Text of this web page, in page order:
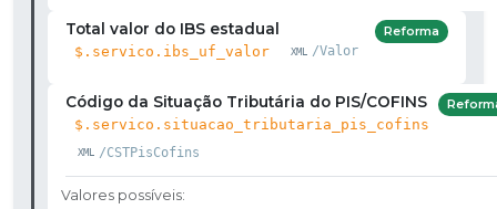
Total valor do IBS estadual
$.servico.ibs_uf_valor /Valor
Reforma
Código da Situação Tributária do PIS/COFINS
$.servico.situacao_tributaria_pis_cofins
/CSTPisCofins
Valores possíveis: